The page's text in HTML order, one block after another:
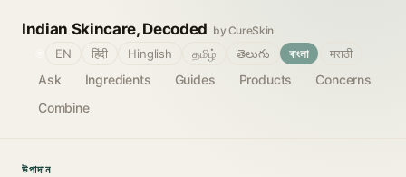
Indian Skincare, Decoded by CureSkin
Ask Ingredients Guides Products
Concerns
Combine
EN हिंदी Hinglish தமிழ் తెలుగు বাংলা मराठी
উপাদান